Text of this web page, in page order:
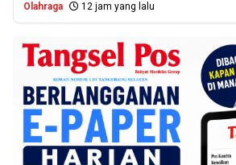
Olahraga 12 jam yang lalu